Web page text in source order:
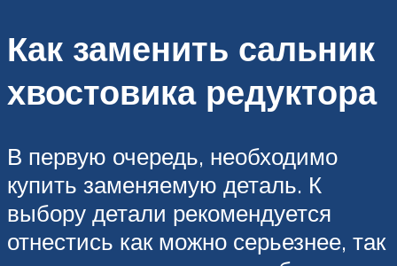
Как заменить сальник
хвостовика редуктора
В первую очередь, необходимо
купить заменяемую деталь. К
выбору детали рекомендуется
отнестись как можно серьезнее, так